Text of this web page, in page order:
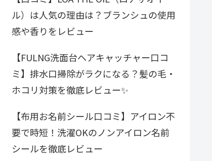
ル）は人気の理由は？ブランシュの使用
感や香りをレビュー
【FULNG洗面台ヘアキャッチャー口コ
ミ】排水口掃除がラクになる？髪の毛・
ホコリ対策を徹底レビュー✨
【布用お名前シール口コミ】アイロン不
要で時短！洗濯OKのノンアイロン名前
シールを徹底レビュー